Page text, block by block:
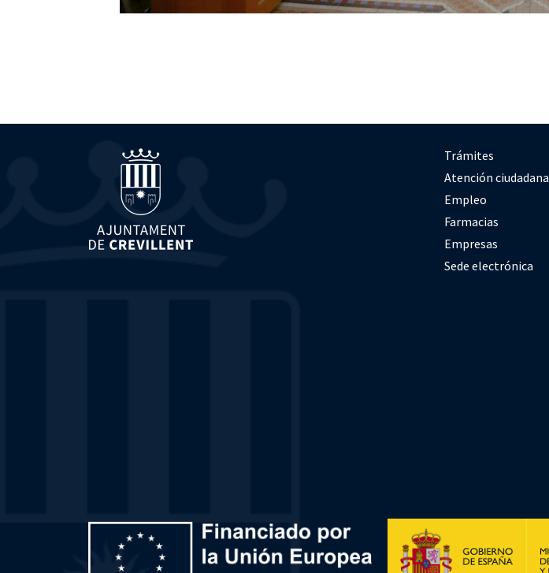
Trámites
Atención ciudadana
Empleo
Farmacias
Empresas
Sede electrónica